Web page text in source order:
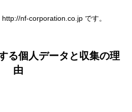
nf-corporation.co.jp です。
る個人データと収集の理
由